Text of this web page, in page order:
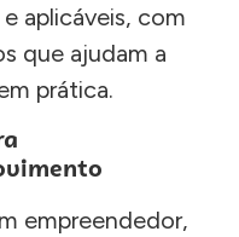
aplicáveis, com
que ajudam a
prática.
empreendedor,